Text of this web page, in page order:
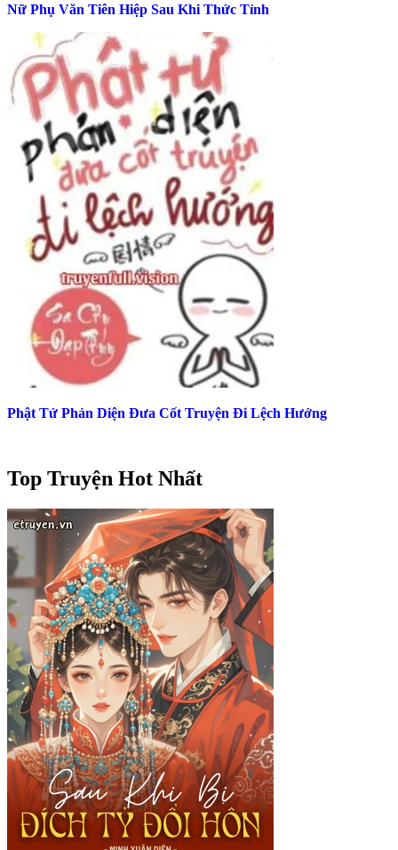
Nữ Phụ Văn Tiên Hiệp Sau Khi Thức Tỉnh
Phật Tử Phản Diện Đưa Cốt Truyện Đi Lệch Hướng
Top Truyện Hot Nhất